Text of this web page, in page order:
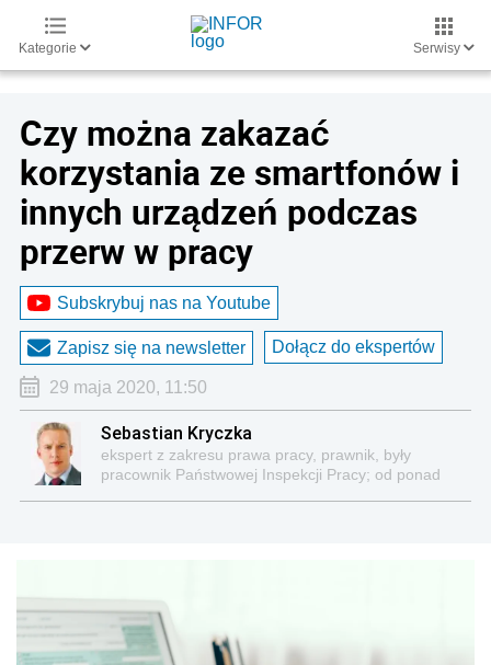
Kategorie Serwisy
Czy można zakazać
korzystania ze smartfonów i
innych urządzeń podczas
przerw w pracy
Subskrybuj nas na Youtube
Zapisz się na newsletter Dołącz do ekspertów
29 maja 2020, 11:50
Sebastian Kryczka
ekspert z zakresu prawa pracy, prawnik, były
pracownik Państwowej Inspekcji Pracy; od ponad